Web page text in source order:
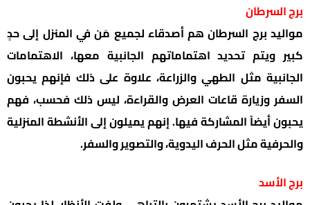
برج السرطان
مواليد برج السرطان هم أصدقاء لجميع مَن في المنزل إلى حدٍ
كبير ويتم تحديد اهتماماتهم الجانبية معها، الاهتمامات
الجانبية مثل الطهي والزراعة، علاوة على ذلك فإنهم يحبون
السفر وزيارة قاعات العرض والقراءة، ليس ذلك فحسب، فهم
يحبون أيضاً المشاركة فيها. إنهم يميلون إلى الأنشطة المنزلية
والحرفية مثل الحرف اليدوية، والتصوير والسفر.
برج الأسد